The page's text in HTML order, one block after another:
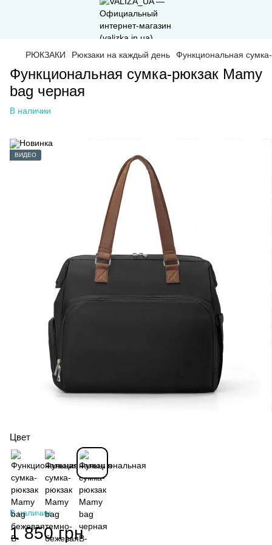
РЮКЗАКИ Рюкзаки на каждый день Функциональная
Функциональная сумка-рюкзак Mamy
bag черная
В наличии
ВИДЕО
Цвет
В наличии
1 850 грн